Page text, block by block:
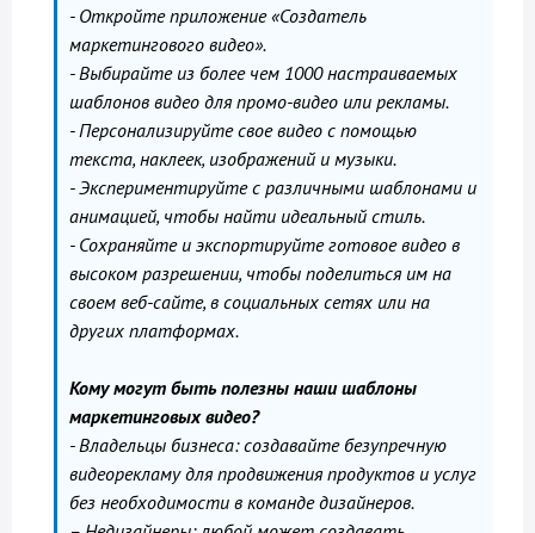
- Откройте приложение «Создатель
маркетингового видео».
- Выбирайте из более чем 1000 настраиваемых
шаблонов видео для промо-видео или рекламы.
- Персонализируйте свое видео с помощью
текста, наклеек, изображений и музыки.
- Экспериментируйте с различными шаблонами и
анимацией, чтобы найти идеальный стиль.
- Сохраняйте и экспортируйте готовое видео в
высоком разрешении, чтобы поделиться им на
своем веб-сайте, в социальных сетях или на
других платформах.
Кому могут быть полезны наши шаблоны
маркетинговых видео?
- Владельцы бизнеса: создавайте безупречную
видеорекламу для продвижения продуктов и услуг
без необходимости в команде дизайнеров.